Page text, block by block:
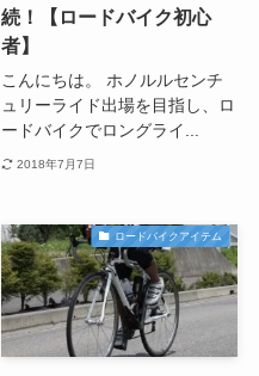
続！【ロードバイク初心
者】
こんにちは。 ホノルルセンチ
ュリーライド出場を目指し、ロ
ードバイクでロングライ...
2018年7月7日
ロードバイクアイテム